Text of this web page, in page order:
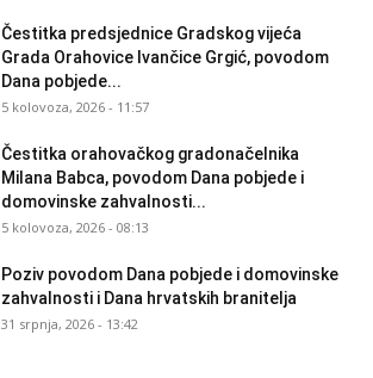
Čestitka predsjednice Gradskog vijeća
Grada Orahovice Ivančice Grgić, povodom
Dana pobjede...
5 kolovoza, 2026 - 11:57
Čestitka orahovačkog gradonačelnika
Milana Babca, povodom Dana pobjede i
domovinske zahvalnosti...
5 kolovoza, 2026 - 08:13
Poziv povodom Dana pobjede i domovinske
zahvalnosti i Dana hrvatskih branitelja
31 srpnja, 2026 - 13:42